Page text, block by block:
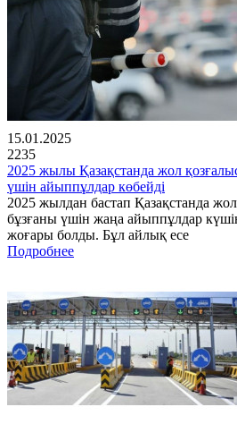
15.01.2025
2235
2025 жылы Қазақстанда жол
үшін айыппұлдар көбейді
2025 жылдан бастап Қазақстанда
бұзғаны үшін жаңа айыппұлдар
жоғары болды. Бұл айлық есе
Подробнее